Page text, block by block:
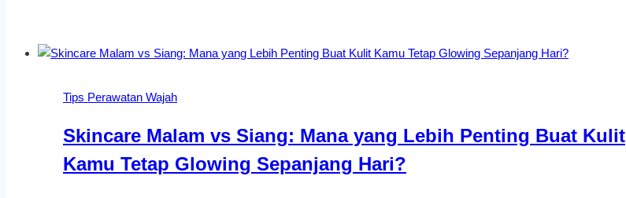
Tips Perawatan Wajah
Skincare Malam vs Siang: Mana yang Lebih Penting Buat Kulit
Kamu Tetap Glowing Sepanjang Hari?